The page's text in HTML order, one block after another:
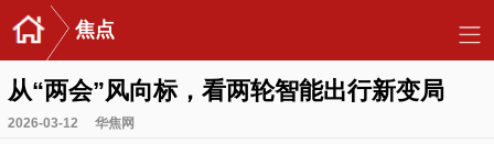
焦点
从“两会”风向标，看两轮智能出行新变局
2026-03-12 华焦网